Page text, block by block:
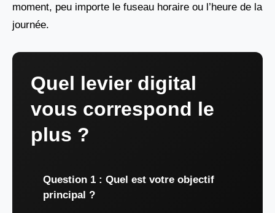
moment, peu importe le fuseau horaire ou l’heure de la
journée.
Quel levier digital
vous correspond le
plus ?
Question 1 : Quel est votre objectif
principal ?